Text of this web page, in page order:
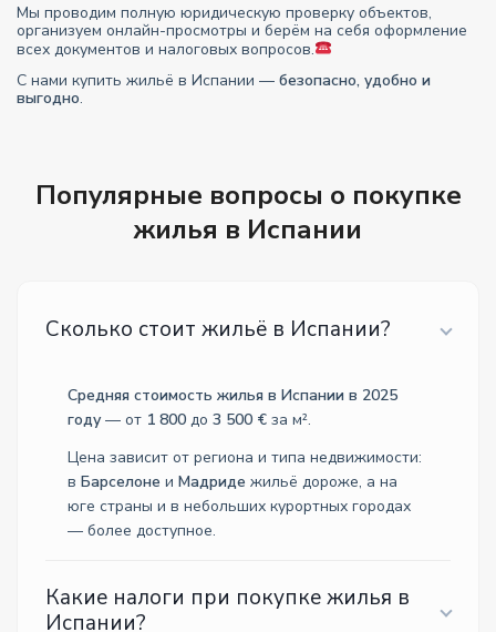
Мы проводим полную юридическую проверку объектов,
организуем онлайн-просмотры и берём на себя оформление
всех документов и налоговых вопросов.
С нами купить жильё в Испании —безопасно, удобно и
выгодно.
Популярные вопросы о покупке
жилья в Испании
Сколько стоит жильё в Испании?
Средняя стоимость жилья в Испании в 2025
году— от 1 800 до3 500 € за м².
Цена зависит от региона и типа недвижимости:
вБарселоне иМадриде жильё дороже, а на
юге страны и в небольших курортных городах
— более доступное.
Какие налоги при покупке жилья в
Испании?